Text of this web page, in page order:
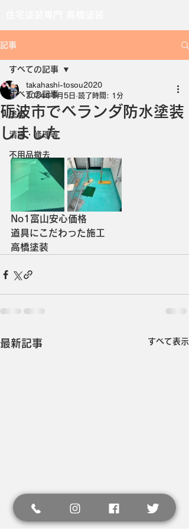
記事
すべての記事
塗装
清掃・修理等
不用品撤去
すべての記事
砺波市でベランダ防水塗装
しました
takahashi-tosou2020
2024年5月5日 読了時間: 1分
No1富山安心価格
道具にこだわった施工
高橋塗装
最新記事 すべて表示